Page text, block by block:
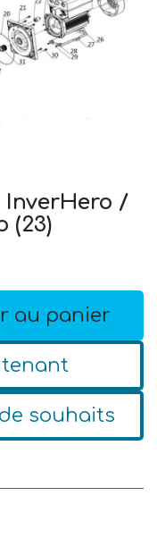
InverHero /
(23)
au panier
souhaits